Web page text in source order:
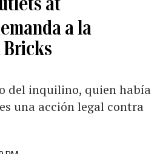
a la
Bricks
del inquilino, quien había
una acción legal contra